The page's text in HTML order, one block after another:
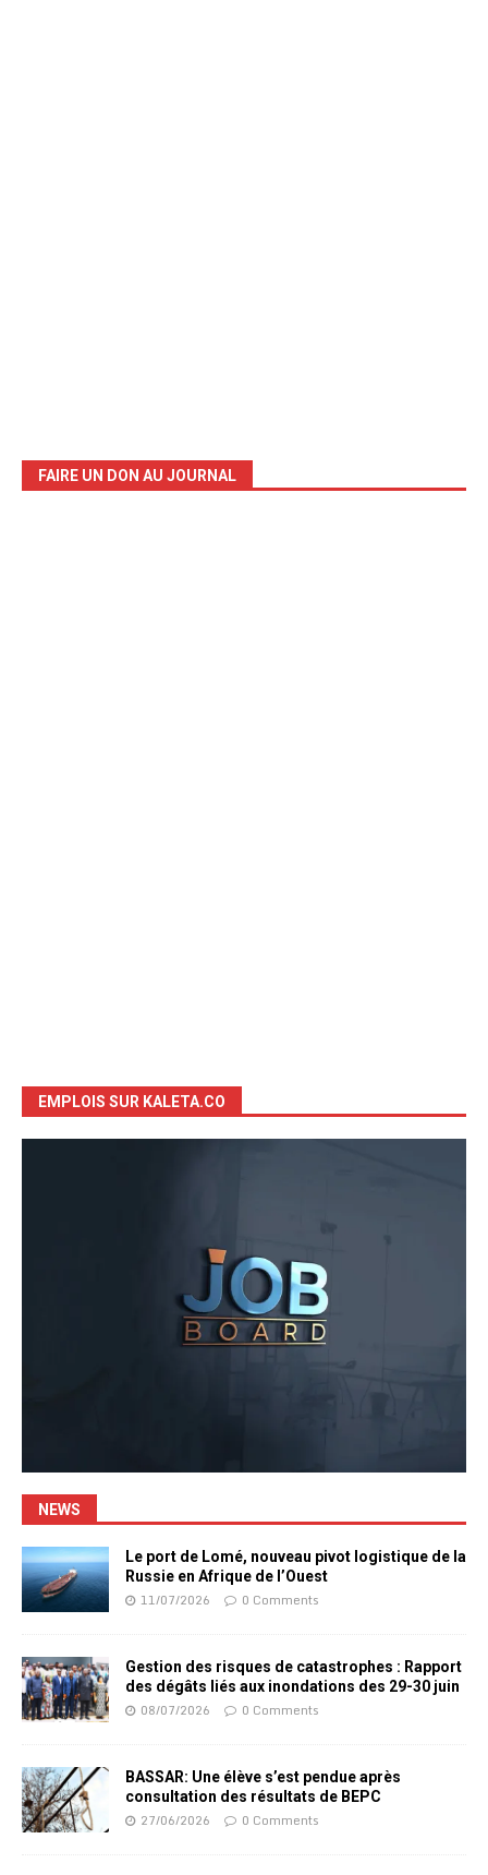
FAIRE UN DON AU JOURNAL
EMPLOIS SUR KALETA.CO
NEWS
Le port de Lomé, nouveau pivot logistique de la
Russie en Afrique de l’Ouest
11/07/2026 0 Comments
Gestion des risques de catastrophes : Rapport
des dégâts liés aux inondations des 29-30 juin
08/07/2026 0 Comments
BASSAR: Une élève s’est pendue après
consultation des résultats de BEPC
27/06/2026 0 Comments